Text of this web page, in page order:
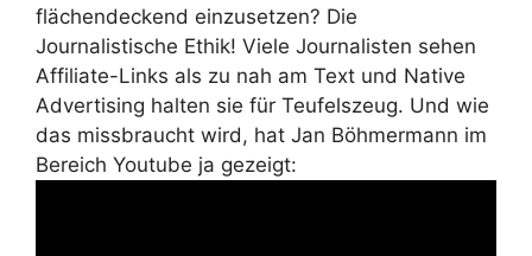
flächendeckend einzusetzen? Die
Journalistische Ethik! Viele Journalisten sehen
Affiliate-Links als zu nah am Text und Native
Advertising halten sie für Teufelszeug. Und wie
das missbraucht wird, hat Jan Böhmermann im
Bereich Youtube ja gezeigt: